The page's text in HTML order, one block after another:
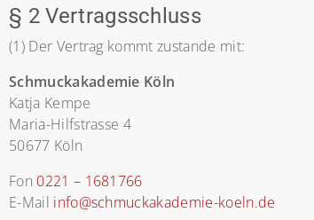
§ 2 Vertragsschluss
(1) Der Vertrag kommt zustande mit:
Schmuckakademie Köln
Katja Kempe
Maria-Hilfstrasse 4
50677 Köln
Fon 0221 – 1681766
E-Mail info@schmuckakademie-koeln.de